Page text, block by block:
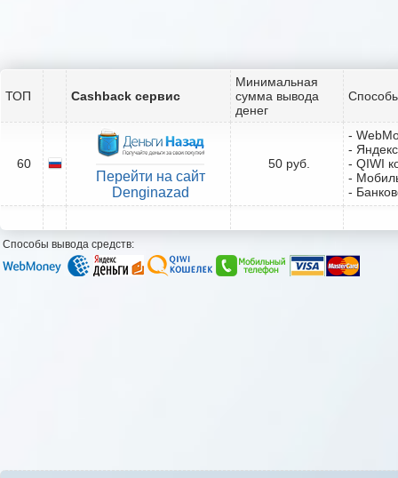
ТОП Cashback сервис
Минимальная
сумма вывода
денег
60
Перейти на сайт
Denginazad
50 руб.
-
-
- QIWI
-
-
Способы вывода средств: